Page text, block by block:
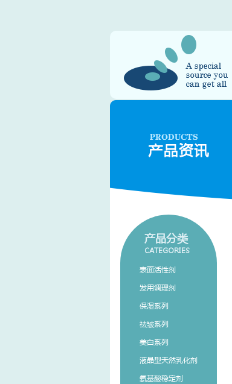
产品分类
CATEGORIES
表面活性剂
发用调理剂
保湿系列
祛皱系列
美白系列
液晶型天然乳化剂
氨基酸稳定剂